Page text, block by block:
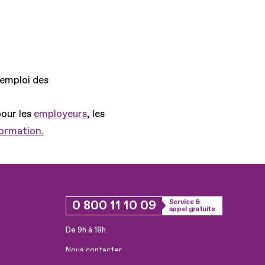
des
les employeurs, les
0 800 11 10 09
Service &
appel gratuits
De 9h à 18h.
Nous contacter